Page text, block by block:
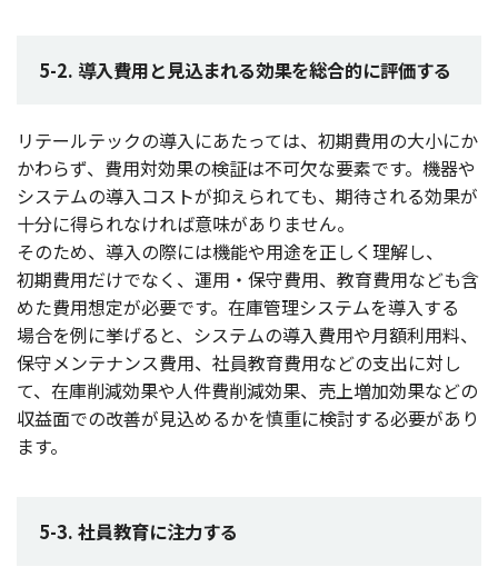
5-2. 導入費用と見込まれる効果を総合的に評価する
リテールテックの導入にあたっては、 初期費用の大小にか
かわらず、 費用対効果の検証は不可欠な要素です。 機器や
システムの導入コストが抑えられても、 期待される効果が
十分に得られなければ意味がありません。
そのため、 導入の際には機能や用途を正しく理解し、
初期費用だけでなく、 運用 ・ 保守費用、 教育費用なども含
めた費用想定が必要です。 在庫管理システムを導入する
場合を例に挙げると、 システムの導入費用や月額利用料、
保守メンテナンス費用、 社員教育費用などの支出に対し
て、 在庫削減効果や人件費削減効果、 売上増加効果などの
収益面での改善が見込めるかを慎重に検討する必要があり
ます。
5-3. 社員教育に注力する